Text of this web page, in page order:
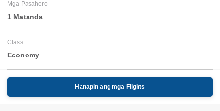
Mga Pasahero
1 Matanda
Class
Economy
Hanapin ang mga Flights